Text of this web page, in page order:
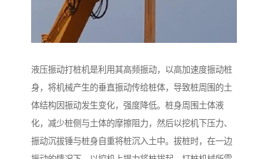
液压振动打桩机是利用其高频振动，以高加速度振动桩
身，将机械产生的垂直振动传给桩体，导致桩周围的土
体结构因振动发生变化，强度降低。桩身周围土体液
化，减少桩侧与土体的摩擦阻力，然后以挖机下压力、
振动沉拔锤与桩身自重将桩沉入土中。拔桩时，在一边